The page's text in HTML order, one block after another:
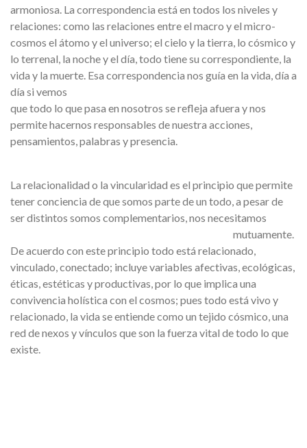
armoniosa. La correspondencia está en todos los niveles y
relaciones: como las relaciones entre el macro y el micro-
cosmos el átomo y el universo; el cielo y la tierra, lo cósmico y
lo terrenal, la noche y el día, todo tiene su correspondiente, la
vida y la muerte. Esa correspondencia nos guía en la vida, día a
día si vemos
que todo lo que pasa en nosotros se refleja afuera y nos
permite hacernos responsables de nuestra acciones,
pensamientos, palabras y presencia.
La relacionalidad o la vincularidad es el principio que permite
tener conciencia de que somos parte de un todo, a pesar de
ser distintos somos complementarios, nos necesitamos
mutuamente.
De acuerdo con este principio todo está relacionado,
vinculado, conectado; incluye variables afectivas, ecológicas,
éticas, estéticas y productivas, por lo que implica una
convivencia holística con el cosmos; pues todo está vivo y
relacionado, la vida se entiende como un tejido cósmico, una
red de nexos y vínculos que son la fuerza vital de todo lo que
existe.